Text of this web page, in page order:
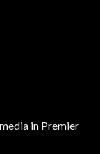
in Premier